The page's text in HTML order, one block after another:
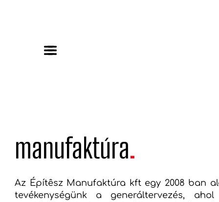
manufaktúra.
Az Építêsz Manufaktúra kft egy 2008 ban
tevékenységünk a generáltervezés,